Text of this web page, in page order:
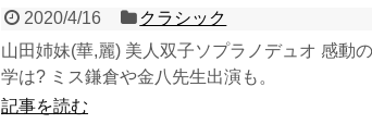
2020/4/16
クラシック
山田姉妹(華,麗) 美人双子ソプラノデュオ 感動
学は? ミス鎌倉や金八先生出演も。
記事を読む